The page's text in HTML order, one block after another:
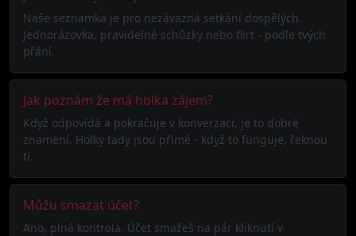
Naše seznamka je pro nezávazná setkání dospělých.
Jednorázovka, pravidelné schůzky nebo flirt - podle tvých
přání.
Jak poznám že má holka zájem?
Když odpovídá a pokračuje v konverzaci, je to dobré
znamení. Holky tady jsou přímé - když to funguje, řeknou
ti.
Můžu smazat účet?
Ano, plná kontrola. Účet smažeš na pár kliknutí v